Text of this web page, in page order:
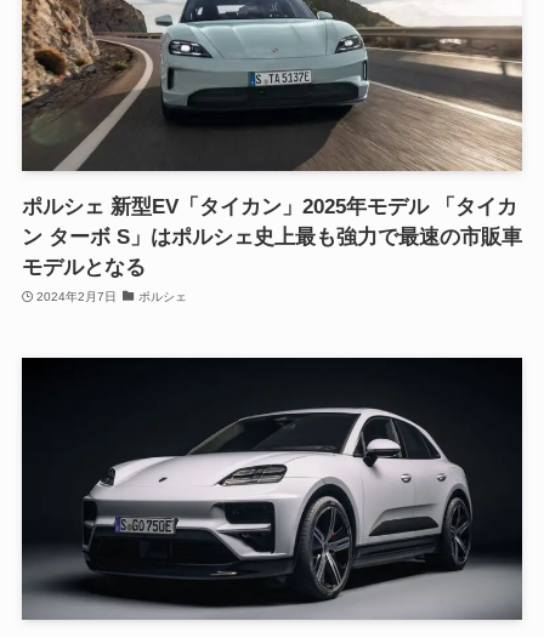
ポルシェ 新型EV「タイカン」2025年モデル 「タイカ
ン ターボ S」はポルシェ史上最も強力で最速の市販車
モデルとなる
2024年2月7日 ポルシェ